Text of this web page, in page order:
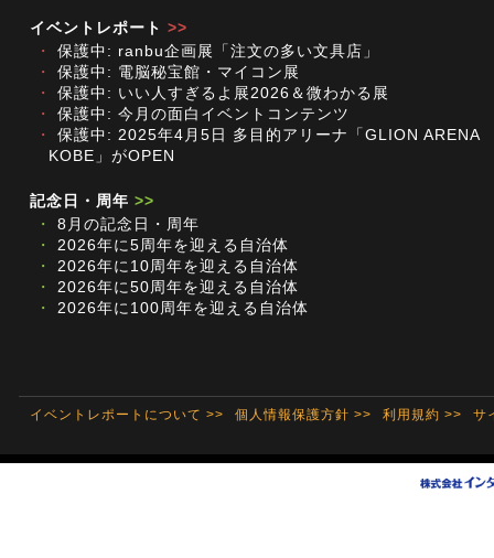
イベントレポート >>
・
保護中: ranbu企画展「注文の多い文具店」
・
保護中: 電脳秘宝館・マイコン展
・
保護中: いい人すぎるよ展2026＆微わかる展
・
保護中: 今月の面白イベントコンテンツ
・
保護中: 2025年4月5日 多目的アリーナ「GLION ARENA
KOBE」がOPEN
記念日・周年 >>
・
8月の記念日・周年
・
2026年に5周年を迎える自治体
・
2026年に10周年を迎える自治体
・
2026年に50周年を迎える自治体
・
2026年に100周年を迎える自治体
イベントレポートについて >> 個人情報保護方針 >> 利用規約 >> サ